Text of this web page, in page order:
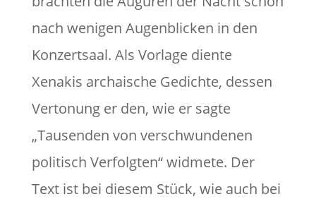
nach wenigen Augenblicken in den
Konzertsaal. Als Vorlage diente
Xenakis archaische Gedichte, dessen
Vertonung er den, wie er sagte
„Tausenden von verschwundenen
politisch Verfolgten“ widmete. Der
Text ist bei diesem Stück, wie auch bei